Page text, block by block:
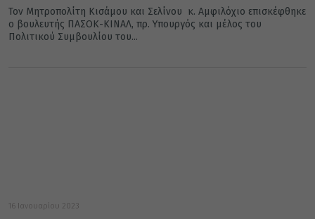
Τον Μητροπολίτη Κισάμου και Σελίνου κ. Αμφιλόχιο επισκέφθηκε
ο βουλευτής ΠΑΣΟΚ-ΚΙΝΑΛ, πρ. Υπουργός και μέλος του
Πολιτικού Συμβουλίου του...
16 Ιανουαρίου 2023